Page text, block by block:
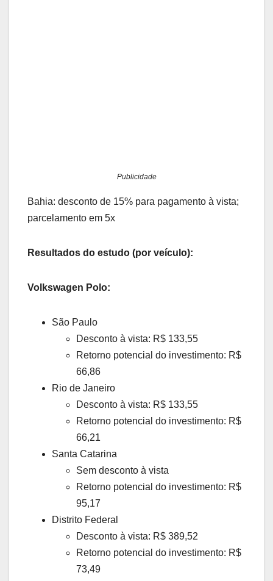
Publicidade
Bahia: desconto de 15% para pagamento à vista;
parcelamento em 5x
Resultados do estudo (por veículo):
Volkswagen Polo:
São Paulo
Desconto à vista: R$ 133,55
Retorno potencial do investimento: R$
66,86
Rio de Janeiro
Desconto à vista: R$ 133,55
Retorno potencial do investimento: R$
66,21
Santa Catarina
Sem desconto à vista
Retorno potencial do investimento: R$
95,17
Distrito Federal
Desconto à vista: R$ 389,52
Retorno potencial do investimento: R$
73,49